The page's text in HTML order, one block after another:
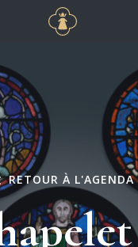
principal
RETOUR À L'AGENDA